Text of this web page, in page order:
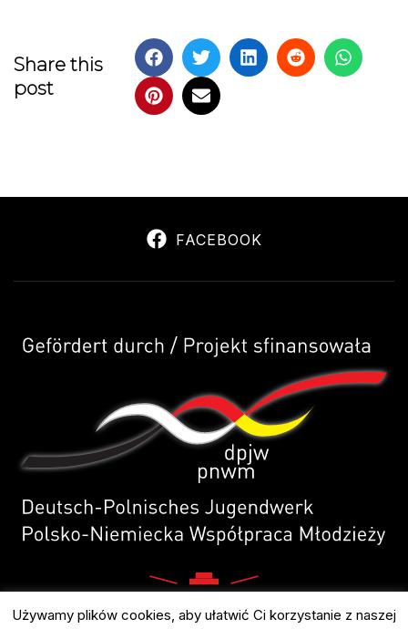
Share this
post
FACEBOOK
Używamy plików cookies, aby ułatwić Ci korzystanie z naszej